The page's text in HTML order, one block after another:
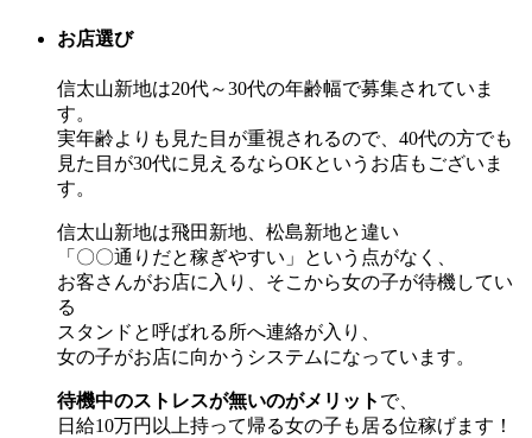
お店選び
信太山新地は20代～30代の年齢幅で募集されていま
す。
実年齢よりも見た目が重視されるので、40代の方でも
見た目が30代に見えるならOKというお店もございま
す。
信太山新地は飛田新地、松島新地と違い
「〇〇通りだと稼ぎやすい」という点がなく、
お客さんがお店に入り、そこから女の子が待機してい
る
スタンドと呼ばれる所へ連絡が入り、
女の子がお店に向かうシステムになっています。
待機中のストレスが無いのがメリット で、
日給10万円以上持って帰る女の子も居る位稼げます！